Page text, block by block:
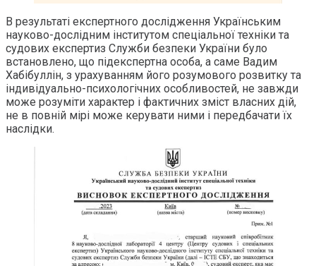
В результаті експертного дослідження Українським
науково-дослідним інститутом спеціальної техніки та
судових експертиз Служби безпеки України було
встановлено, що підекспертна особа, а саме Вадим
Хабібуллін, з урахуванням його розумового розвитку та
індивідуально-психологічних особливостей, не завжди
може розуміти характер і фактичних зміст власних дій,
не в повній мірі може керувати ними і передбачати їх
наслідки.